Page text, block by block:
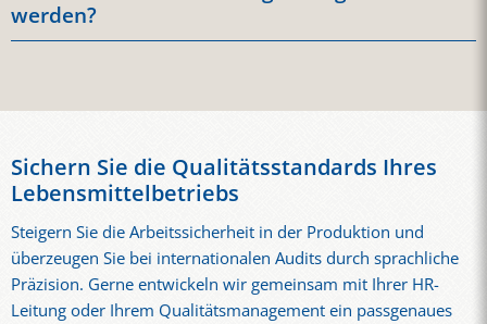
bei Drei-Schicht-Systemen, saisonalen Produktionsspitzen
entwickelt KERN Training ein passgenaues Trainingskonzept
Standardlösung, sondern ein praxisnahes Programm für ihren
werden?
mit den Begriffen und Dokumenten, die sie im Arbeitsalltag
tatsächlich nutzen.
Sichern Sie die Qualitätsstandards Ihres
Lebensmittelbetriebs
Steigern Sie die Arbeitssicherheit in der Produktion und
überzeugen Sie bei internationalen Audits durch sprachliche
Präzision. Gerne entwickeln wir gemeinsam mit Ihrer HR-
Leitung oder Ihrem Qualitätsmanagement ein passgenaues